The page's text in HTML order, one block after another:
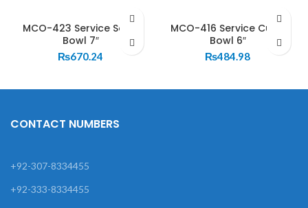
MCO-423 Service Soup
Bowl 7″
₨670.24
MCO-416 Service Curry
Bowl 6″
₨484.98
CONTACT NUMBERS
+92-307-8334455
+92-333-8334455